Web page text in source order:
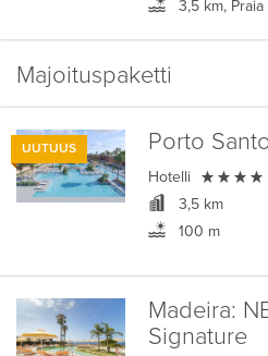
3,5 km,
Majoituspaketti
UUTUUS Porto
Hotelli 
3,5 km
100 m
Madeira:
Signature